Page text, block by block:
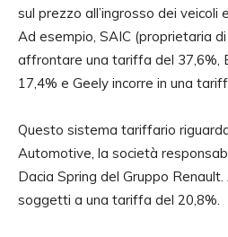
sul prezzo all’ingrosso dei veicoli
Ad esempio, SAIC (proprietaria
affrontare una tariffa del 37,6%,
17,4% e Geely incorre in una
Questo sistema tariffario
Automotive, la società
Dacia Spring del Gruppo
soggetti a una tariffa del 20,8%.